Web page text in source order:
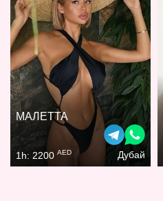
МАЛЕТТА
1h: 2200 AED Дубай